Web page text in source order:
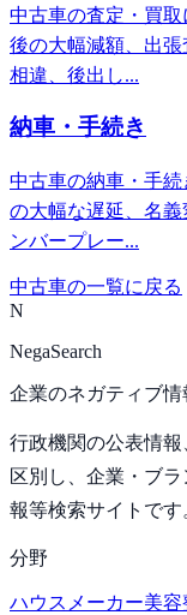
中古車の査定・買
後の大幅減額、出
相違、後出し...
納車・手続き
中古車の納車・手
の大幅な遅延、名
ンバープレー...
中古車の一覧に戻る
N
NegaSearch
企業のネガティブ情
行政機関の公表情
区別し、企業・ブ
報等検索サイトです
分野
ハウスメーカー美容